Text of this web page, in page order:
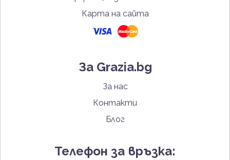
Карта на сайта
За Grazia.bg
За нас
Контакти
Блог
Телефон за връзка: